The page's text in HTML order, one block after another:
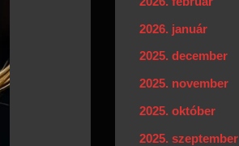
2026. január
2025. december
2025. november
2025. október
2025. szeptember